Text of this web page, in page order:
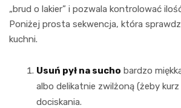
„brud o lakier” i pozwala kontrolować
Poniżej prosta sekwencja, która
kuchni.
Usuń pył na sucho bardzo
albo delikatnie zwilżoną (żeby kurz
dociskania.